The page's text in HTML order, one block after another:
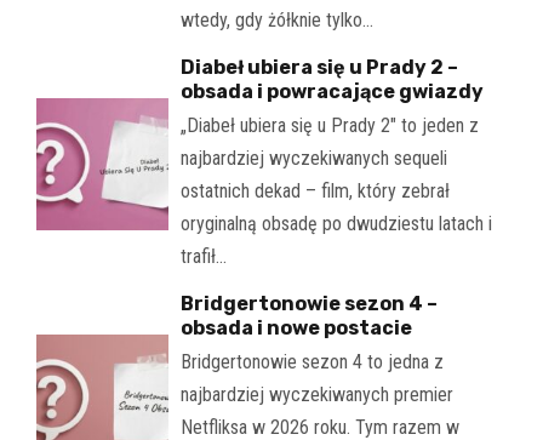
wtedy, gdy żółknie tylko…
Diabeł ubiera się u Prady 2 –
obsada i powracające gwiazdy
„Diabeł ubiera się u Prady 2" to jeden z
najbardziej wyczekiwanych sequeli
ostatnich dekad – film, który zebrał
oryginalną obsadę po dwudziestu latach i
trafił…
Bridgertonowie sezon 4 –
obsada i nowe postacie
Bridgertonowie sezon 4 to jedna z
najbardziej wyczekiwanych premier
Netfliksa w 2026 roku. Tym razem w